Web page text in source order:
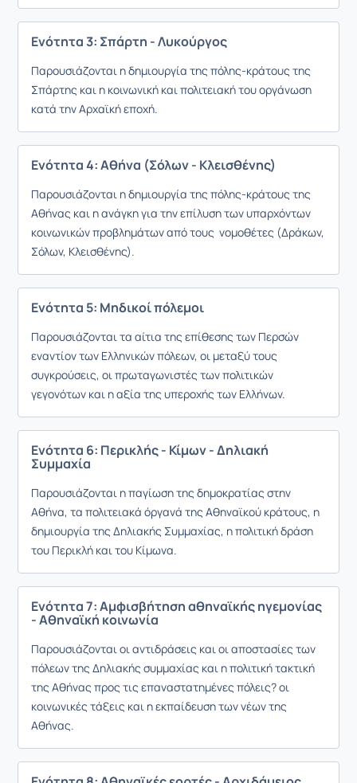
Ενότητα 3: Σπάρτη - Λυκούργος
Παρουσιάζονται η δημιουργία της πόλης-κράτους της
Σπάρτης και η κοινωνική και πολιτειακή του οργάνωση
κατά την Αρχαϊκή εποχή.
Ενότητα 4: Αθήνα (Σόλων - Κλεισθένης)
Παρουσιάζονται η δημιουργία της πόλης-κράτους της
Αθήνας και η ανάγκη για την επίλυση των υπαρχόντων
κοινωνικών προβλημάτων από τους νομοθέτες (Δράκων,
Σόλων, Κλεισθένης).
Ενότητα 5: Μηδικοί πόλεμοι
Παρουσιάζονται τα αίτια της επίθεσης των Περσών
εναντίον των Ελληνικών πόλεων, οι μεταξύ τους
συγκρούσεις, οι πρωταγωνιστές των πολιτικών
γεγονότων και η αξία της υπεροχής των Ελλήνων.
Ενότητα 6: Περικλής - Κίμων - Δηλιακή
Συμμαχία
Παρουσιάζονται η παγίωση της δημοκρατίας στην
Αθήνα, τα πολιτειακά όργανά της Αθηναϊκού κράτους, η
δημιουργία της Δηλιακής Συμμαχίας, η πολιτική δράση
του Περικλή και του Κίμωνα.
Ενότητα 7: Αμφισβήτηση αθηναϊκής ηγεμονίας
- Αθηναϊκή κοινωνία
Παρουσιάζονται οι αντιδράσεις και οι αποστασίες των
πόλεων της Δηλιακής συμμαχίας και η πολιτική τακτική
της Αθήνας προς τις επαναστατημένες πόλεις? οι
κοινωνικές τάξεις και η εκπαίδευση των νέων της
Αθήνας.